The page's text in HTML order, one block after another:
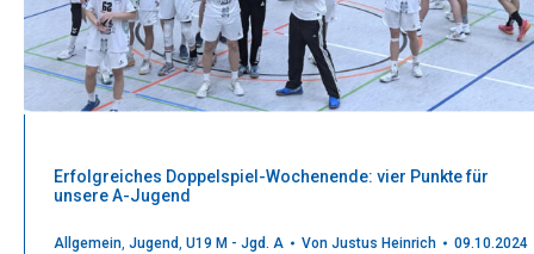
Erfolgreiches Doppelspiel-Wochenende: vier Punkte für
unsere A-Jugend
Allgemein, Jugend, U19 M - Jgd. A Von Justus Heinrich 09.10.2024